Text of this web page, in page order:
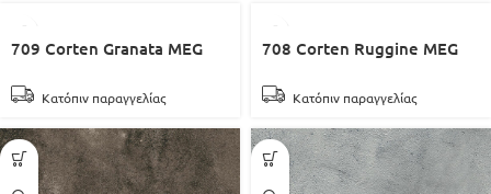
709 Corten Granata MEG
Κατόπιν παραγγελίας
708 Corten Ruggine MEG
Κατόπιν παραγγελίας